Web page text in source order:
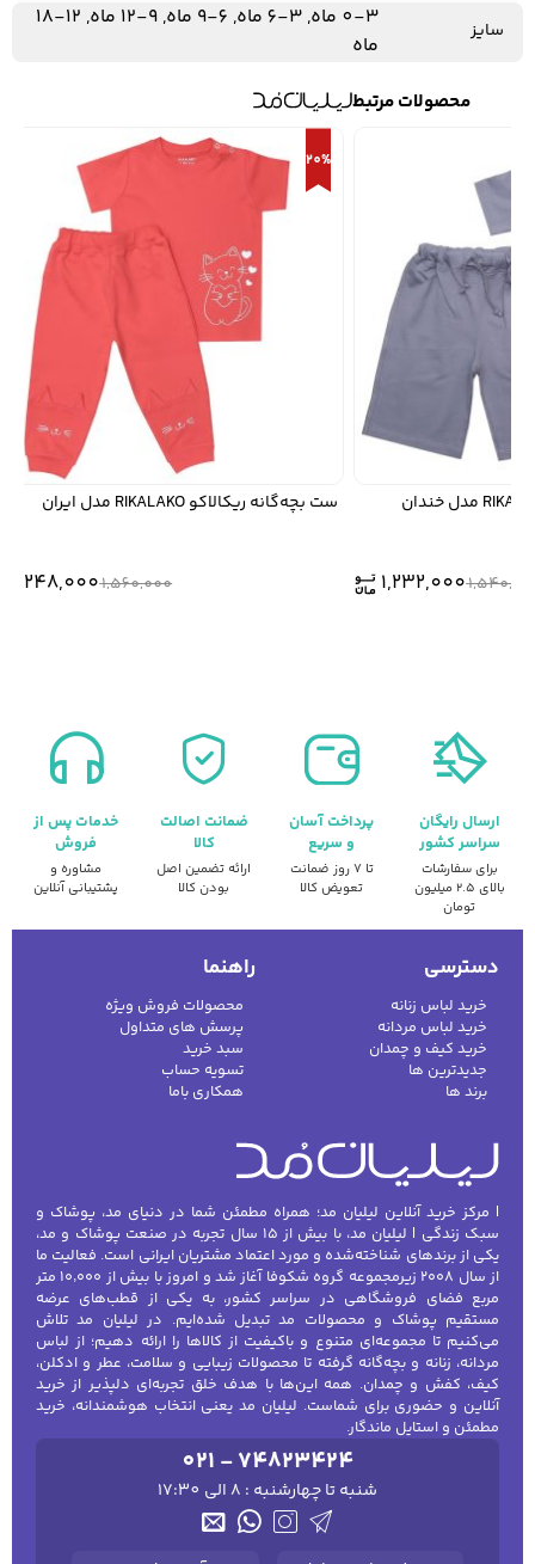
سایز
0-3 ماه, 3-6 ماه, 6-9 ماه, 9-12 ماه, 12-18
ماه
محصولات مرتبط
1,232,000
20%
ست بچه‌گانه ریکالاکو RIKALAKO مدل ایران
1,560,000
1,248,000
ارسال رایگان
سراسر کشور
برای سفارشات
بالای ۲.۵ میلیون
تومان
پرداخت آسان
و سریع
تا ۷ روز ضمانت
تعویض کالا
ضمانت اصالت
کالا
ارائه تضمین اصل
بودن کالا
خدمات پس از
فروش
مشاوره و
پشتیبانی آنلاین
دسترسی
خرید لباس زنانه
خرید لباس مردانه
خرید کیف و چمدان
جدیدترین ها
برند ها
راهنما
محصولات فروش ویژه
پرسش های متداول
سبد خرید
تسویه حساب
همکاری باما
| مرکز خرید آنلاین لیلیان مد؛ همراه مطمئن شما در دنیای مد، پوشاک و
سبک زندگی | لیلیان مد، با بیش از ۱۵ سال تجربه در صنعت پوشاک و مد،
یکی از برندهای شناخته‌شده و مورد اعتماد مشتریان ایرانی است. فعالیت ما
از سال ۲۰۰۸ زیرمجموعه گروه شکوفا آغاز شد و امروز با بیش از ۱۰٬۰۰۰ متر
مربع فضای فروشگاهی در سراسر کشور، به یکی از قطب‌های عرضه
مستقیم پوشاک و محصولات مد تبدیل شده‌ایم. در لیلیان مد تلاش
می‌کنیم تا مجموعه‌ای متنوع و باکیفیت از کالاها را ارائه دهیم؛ از لباس
مردانه، زنانه و بچه‌گانه گرفته تا محصولات زیبایی و سلامت، عطر و ادکلن،
کیف، کفش و چمدان. همه این‌ها با هدف خلق تجربه‌ای دلپذیر از خرید
آنلاین و حضوری برای شماست. لیلیان مد یعنی انتخاب هوشمندانه، خرید
مطمئن و استایل ماندگار.
021 - 74823424
شنبه تا چهارشنبه : 8 الی 17:30